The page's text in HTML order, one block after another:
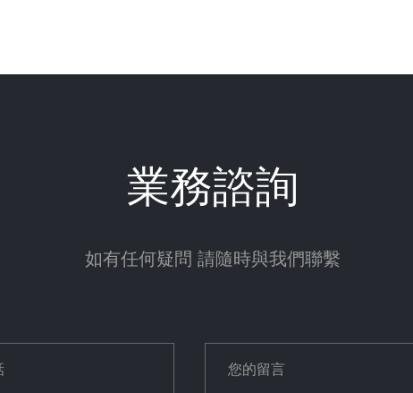
業務諮詢
如有任何疑問 請隨時與我們聯繫